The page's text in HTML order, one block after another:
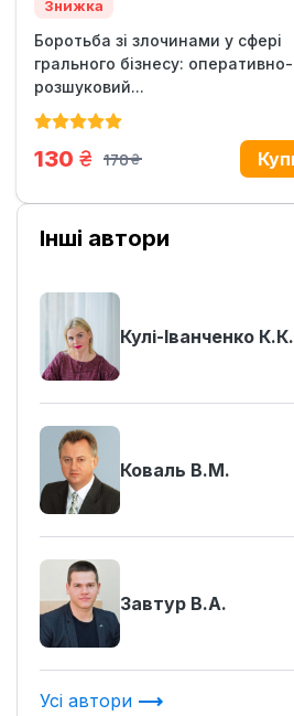
Знижка
Боротьба зі злочинами у сфері
грального бізнесу: оперативно-
розшуковий...
170
грн.
130 грн.
Інші автори
Кулі-Іванченко К.К.
Коваль В.М.
Завтур В.А.
Усі автори